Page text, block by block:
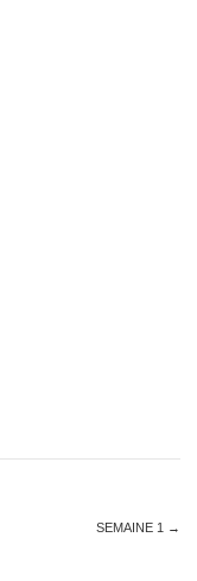
SEMAINE 1 →